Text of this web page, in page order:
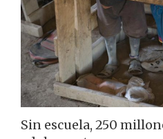
Sin escuela, 250